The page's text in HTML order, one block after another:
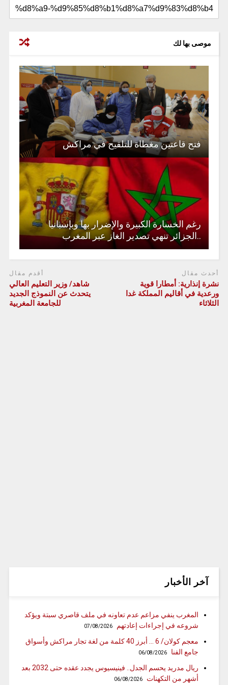
موصى بها لك
فتح قاعتين مغطاة للتلقيح في مراكش
رغم الخسارة الكبيرة والإضرار بها وبإسبانيا
..الجزائر تنهي تصدير الغاز عبر المغرب
أحدث مقال
نشرة إنذارية: أمطارا قوية
ورعدية في أقاليم المملكة غدا
الثلاثاء
أقدم مقال
شاهد/ وزير التعليم العالي
يتحدث عن النموذج الجديد
للجامعة المغربية
آخر الأخبار
المغرب ينفي مزاعم عدم تعاونه في ملف قاصري سبتة ويؤكد
شروعه في إجراءات إعادتهم
07/08/2026
معجم كولان/ 6 … أبرز 40 كلمة من لغة تجار مراكش وأسواق
جامع الفنا
06/08/2026
ريال مدريد يحسم الجدل.. فينيسيوس يجدد عقده حتى 2032 بعد
أشهر من التكهنات
06/08/2026